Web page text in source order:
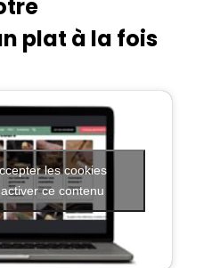
plat à la fois
les cookies
ce contenu